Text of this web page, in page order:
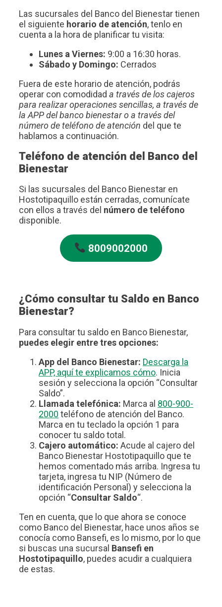
Las sucursales del Banco del Bienestar tienen
el siguiente horario de atención, tenlo en
cuenta a la hora de planificar tu visita:
Lunes a Viernes: 9:00 a 16:30 horas.
Sábado y Domingo: Cerrados
Fuera de este horario de atención, podrás
operar con comodidad a través de los cajeros
para realizar operaciones sencillas, a través de
la APP del banco bienestar o a través del
número de teléfono de atención del que te
hablamos a continuación.
Teléfono de atención del Banco del
Bienestar
Si las sucursales del Banco Bienestar en
Hostotipaquillo están cerradas, comunícate
con ellos a través del número de teléfono
disponible.
8009002000
¿Cómo consultar tu Saldo en Banco
Bienestar?
Para consultar tu saldo en Banco Bienestar,
puedes elegir entre tres opciones:
App del Banco Bienestar: Descarga la
APP, aquí te explicamos cómo. Inicia
sesión y selecciona la opción “Consultar
Saldo”.
Llamada telefónica: Marca al 800-900-
2000 teléfono de atención del Banco.
Marca en tu teclado la opción 1 para
conocer tu saldo total.
Cajero automático: Acude al cajero del
Banco Bienestar Hostotipaquillo que te
hemos comentado más arriba. Ingresa tu
tarjeta, ingresa tu NIP (Número de
identificación Personal) y selecciona la
opción “Consultar Saldo“.
Ten en cuenta, que lo que ahora se conoce
como Banco del Bienestar, hace unos años se
conocía como Bansefi, es lo mismo, por lo que
si buscas una sucursal Bansefi en
Hostotipaquillo, puedes acudir a cualquiera
de estas.